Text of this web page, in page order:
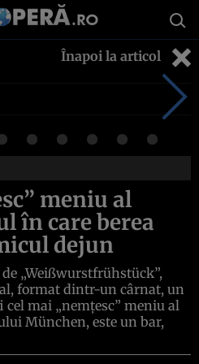
Înapoi la articol
meniu al
în care berea
dejun
„Weißwurstfrühstück”,
format dintr-un cârnat, un
cel mai „nemțesc” meniu al
München, este un bar,